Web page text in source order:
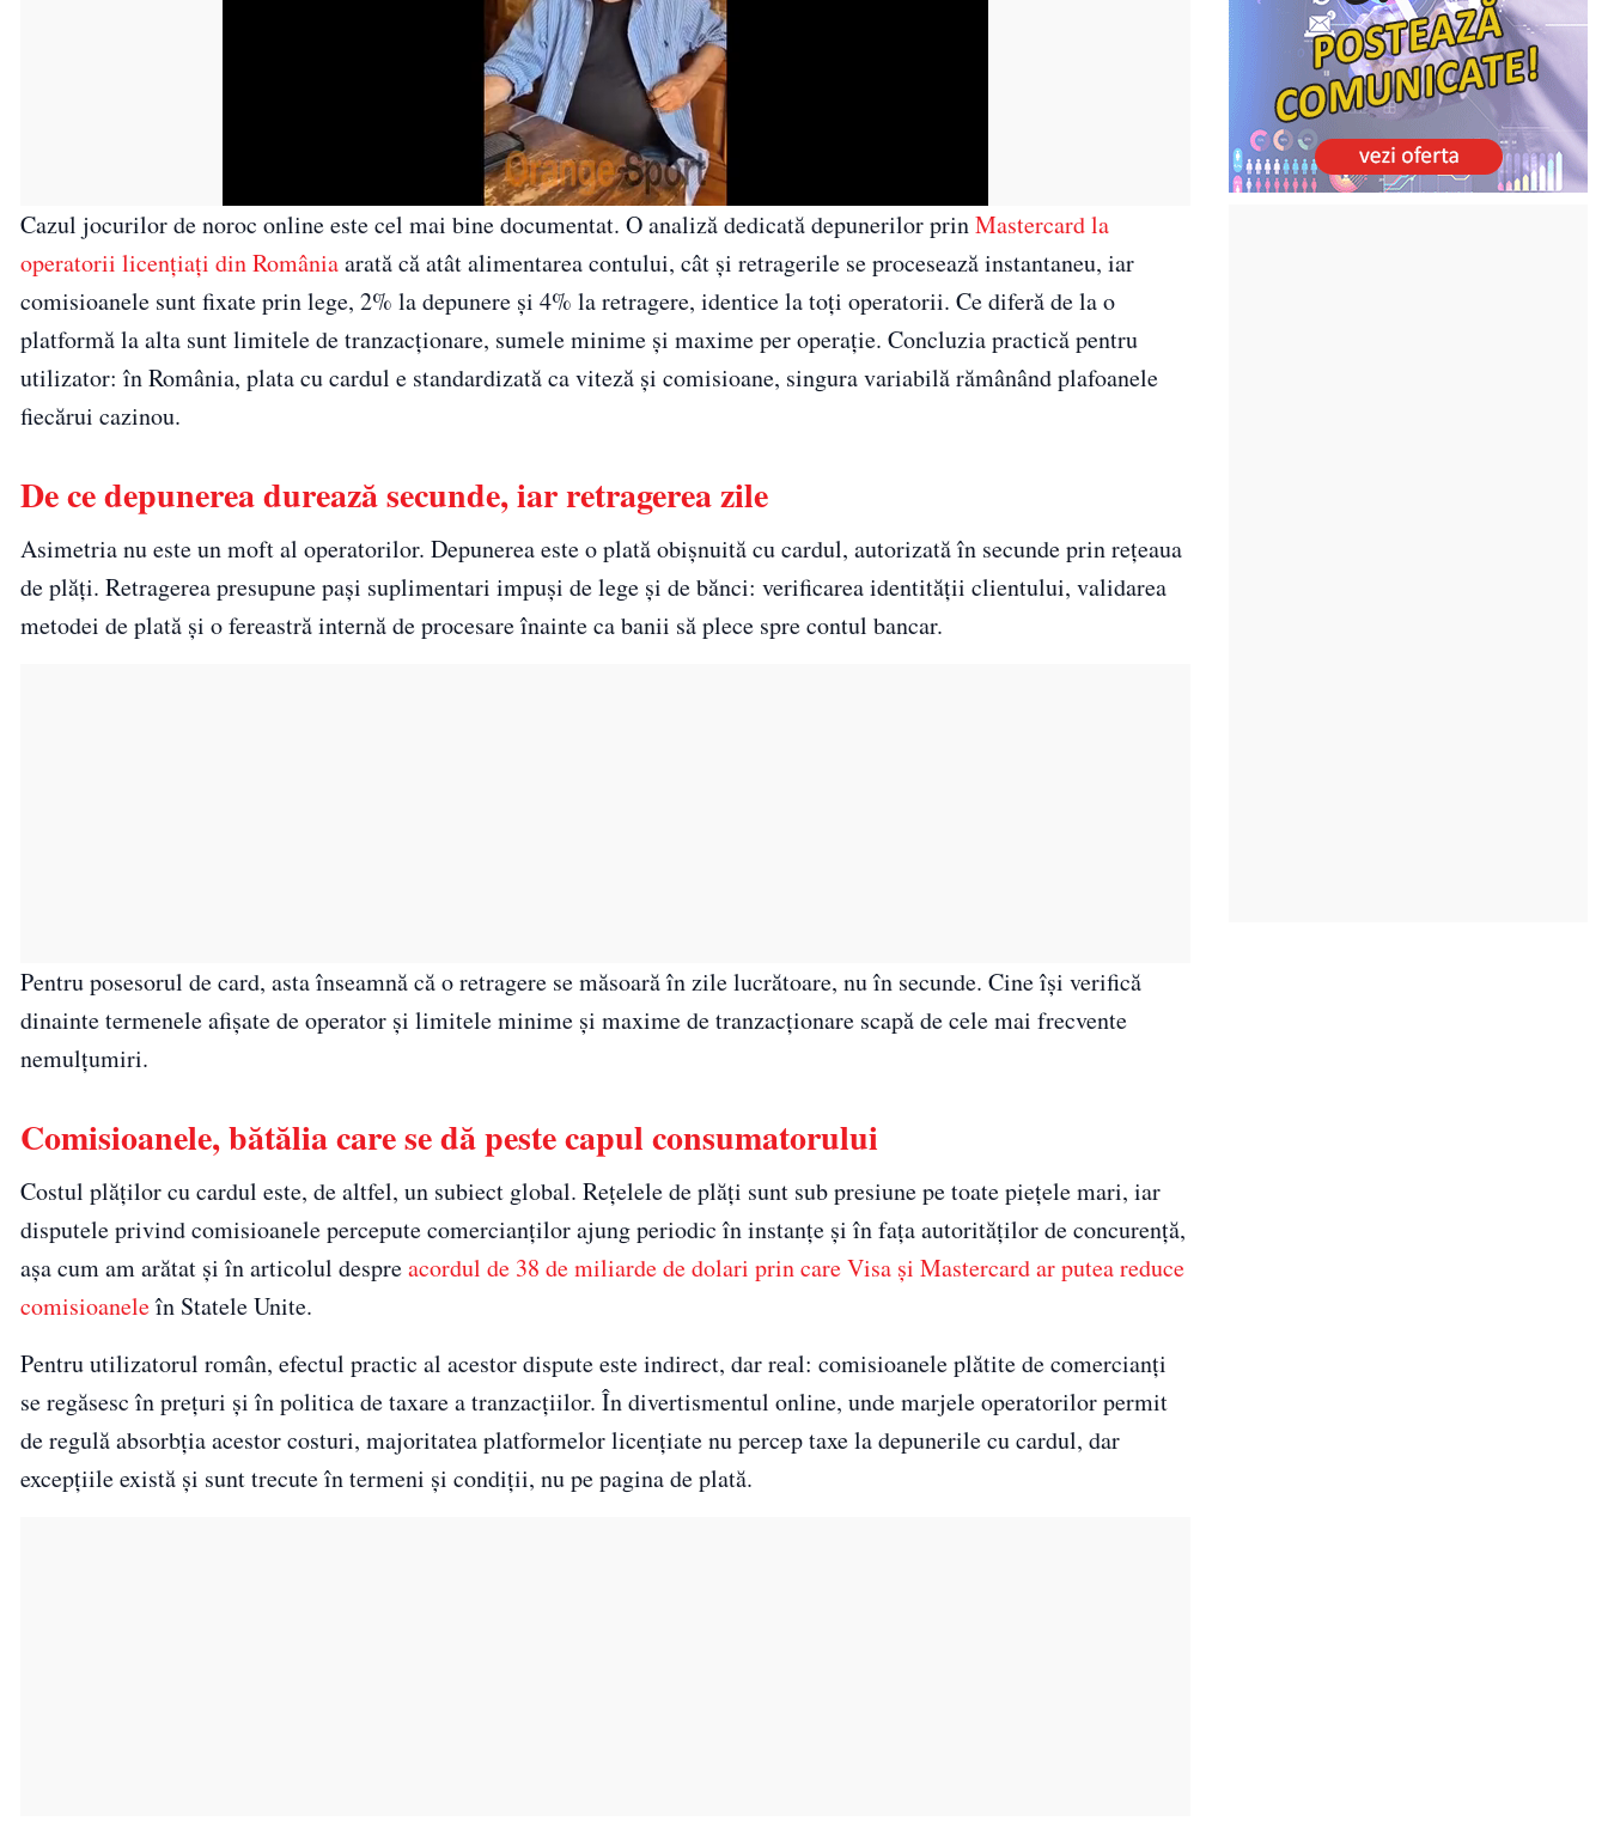
Cazul jocurilor de noroc online este cel mai bine documentat. O analiză dedicată depunerilor prinMastercard la
operatorii licențiați din Româniaarată că atât alimentarea contului, cât și retragerile se procesează instantaneu, iar
comisioanele sunt fixate prin lege, 2% la depunere și 4% la retragere, identice la toți operatorii. Ce diferă de la o
platformă la alta sunt limitele de tranzacționare, sumele minime și maxime per operație. Concluzia practică pentru
utilizator: în România, plata cu cardul e standardizată ca viteză și comisioane, singura variabilă rămânând plafoanele
fiecărui cazinou.
De ce depunerea durează secunde, iar retragerea zile
Asimetria nu este un moft al operatorilor. Depunerea este o plată obișnuită cu cardul, autorizată în secunde prin rețeaua
de plăți. Retragerea presupune pași suplimentari impuși de lege și de bănci: verificarea identității clientului, validarea
metodei de plată și o fereastră internă de procesare înainte ca banii să plece spre contul bancar.
Pentru posesorul de card, asta înseamnă că o retragere se măsoară în zile lucrătoare, nu în secunde. Cine își verifică
dinainte termenele afișate de operator și limitele minime și maxime de tranzacționare scapă de cele mai frecvente
nemulțumiri.
Comisioanele, bătălia care se dă peste capul consumatorului
Costul plăților cu cardul este, de altfel, un subiect global. Rețelele de plăți sunt sub presiune pe toate piețele mari, iar
disputele privind comisioanele percepute comercianților ajung periodic în instanțe și în fața autorităților de concurență,
așa cum am arătat și în articolul despreacordul de 38 de miliarde de dolari prin care Visa și Mastercard ar putea reduce
comisioaneleîn Statele Unite.
Pentru utilizatorul român, efectul practic al acestor dispute este indirect, dar real: comisioanele plătite de comercianți
se regăsesc în prețuri și în politica de taxare a tranzacțiilor. În divertismentul online, unde marjele operatorilor permit
de regulă absorbția acestor costuri, majoritatea platformelor licențiate nu percep taxe la depunerile cu cardul, dar
excepțiile există și sunt trecute în termeni și condiții, nu pe pagina de plată.